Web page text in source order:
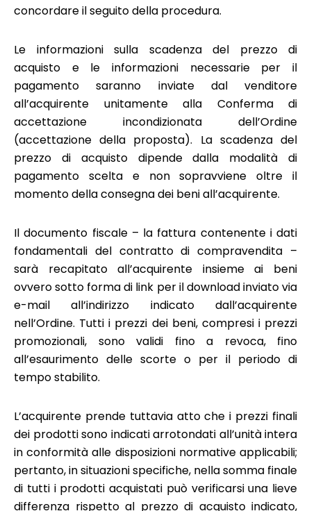
concordare il seguito della procedura.
Le informazioni sulla scadenza del prezzo di
acquisto e le informazioni necessarie per il
pagamento saranno inviate dal venditore
all’acquirente unitamente alla Conferma di
accettazione incondizionata dell’Ordine
(accettazione della proposta). La scadenza del
prezzo di acquisto dipende dalla modalità di
pagamento scelta e non sopravviene oltre il
momento della consegna dei beni all’acquirente.
Il documento fiscale – la fattura contenente i dati
fondamentali del contratto di compravendita –
sarà recapitato all’acquirente insieme ai beni
ovvero sotto forma di link per il download inviato via
e-mail all’indirizzo indicato dall’acquirente
nell’Ordine. Tutti i prezzi dei beni, compresi i prezzi
promozionali, sono validi fino a revoca, fino
all’esaurimento delle scorte o per il periodo di
tempo stabilito.
L’acquirente prende tuttavia atto che i prezzi finali
dei prodotti sono indicati arrotondati all’unità intera
in conformità alle disposizioni normative applicabili;
pertanto, in situazioni specifiche, nella somma finale
di tutti i prodotti acquistati può verificarsi una lieve
differenza rispetto al prezzo di acquisto indicato,